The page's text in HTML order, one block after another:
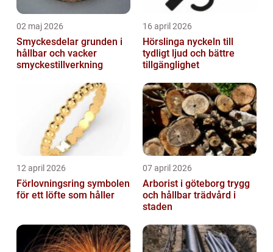
02 maj 2026
Smyckesdelar grunden i
hållbar och vacker
smyckestillverkning
16 april 2026
Hörslinga nyckeln till
tydligt ljud och bättre
tillgänglighet
12 april 2026
Förlovningsring symbolen
för ett löfte som håller
07 april 2026
Arborist i göteborg trygg
och hållbar trädvård i
staden